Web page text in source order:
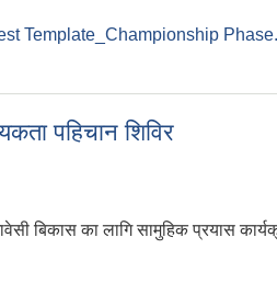
Template_Championship
पहिचान शिविर
बिकास का लागि सामुहिक प्रयास